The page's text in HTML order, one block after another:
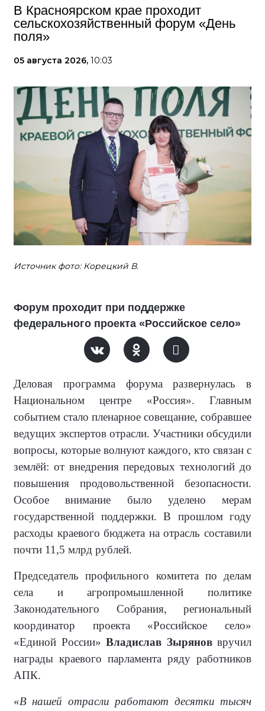
В Красноярском крае проходит
сельскохозяйственный форум «День
поля»
05 августа 2026, 10:03
Источник фото: Корецкий В.
Форум проходит при поддержке
федерального проекта «Российское село»
Деловая программа форума развернулась в
Национальном центре «Россия». Главным
событием стало пленарное совещание, собравшее
ведущих экспертов отрасли. Участники обсудили
вопросы, которые волнуют каждого, кто связан с
землёй: от внедрения передовых технологий до
повышения продовольственной безопасности.
Особое внимание было уделено мерам
государственной поддержки. В прошлом году
расходы краевого бюджета на отрасль составили
почти 11,5 млрд рублей.
Председатель профильного комитета по делам
села и агропромышленной политике
Законодательного Собрания, региональный
координатор проекта «Российское село»
«Единой России» Владислав Зыряноввручил
награды краевого парламента ряду работников
АПК.
«В нашей отрасли работают десятки тысяч